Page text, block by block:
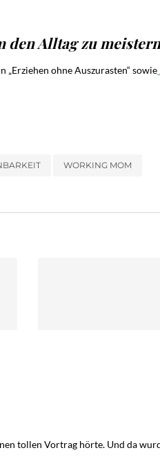
den Alltag zu
„Erziehen ohne Auszurasten“ sowie
WORKING MOM
tollen Vortrag hörte. Und da